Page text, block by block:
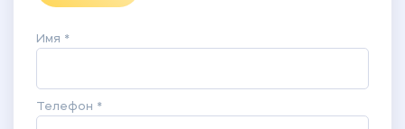
Имя *
Телефон *